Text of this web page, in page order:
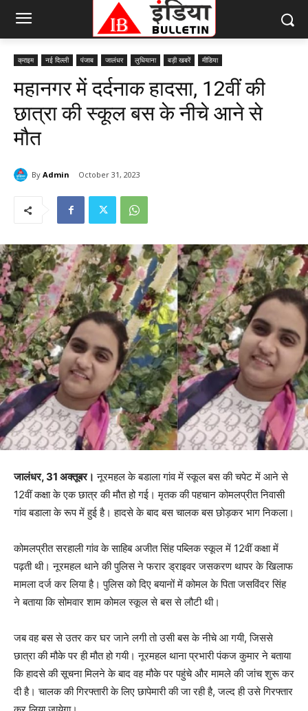
क्राइम नई दिल्ली पंजाब जालंधर लुधियाना बड़ी खबरें मीडिया
महानगर में दर्दनाक हादसा, 12वीं की
छात्रा की स्कूल बस के नीचे आने से
मौत
By Admin October 31, 2023
जालंधर, 31 अक्तूबर। नूरमहल के बडाला गांव में स्कूल बस की चपेट में आने से
12वीं कक्षा के एक छात्र की मौत हो गई। मृतक की पहचान कोमलप्रीत निवासी
गांव बडाला के रूप में हुई है। हादसे के बाद बस चालक बस छोड़कर भाग निकला।
कोमलप्रीत सरहाली गांव के साहिब अजीत सिंह पब्लिक स्कूल में 12वीं कक्षा में
पढ़ती थी। नूरमहल थाने की पुलिस ने फरार ड्राइवर जसकरण थापर के खिलाफ
मामला दर्ज कर लिया है। पुलिस को दिए बयानों में कोमल के पिता जसविंदर सिंह
ने बताया कि सोमवार शाम कोमल स्कूल से बस से लौटी थी।
जब वह बस से उतर कर घर जाने लगी तो उसी बस के नीचे आ गयी, जिससे
छात्रा की मौके पर ही मौत हो गयी। नूरमहल थाना प्रभारी पंकज कुमार ने बताया
कि हादसे की सूचना मिलने के बाद वह मौके पर पहुंचे और मामले की जांच शुरू कर
दी है। चालक की गिरफ्तारी के लिए छापेमारी की जा रही है, जल्द ही उसे गिरफ्तार